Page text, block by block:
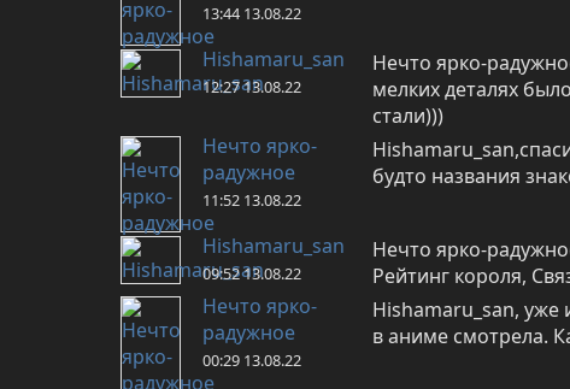
13:44 13.08.22
Hishamaru_san
12:27 13.08.22
Нечто ярко-
мелких деталях
стали)))
Нечто ярко-
радужное
11:52 13.08.22
будто названия
Hishamaru_san
09:52 13.08.22
Нечто ярко-
Рейтинг короля,
Нечто ярко-
радужное
00:29 13.08.22
Hishamaru_san, уже
в аниме смотрела.